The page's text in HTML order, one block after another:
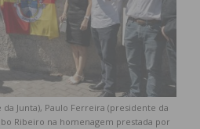
Junta), Paulo Ferreira (presidente da
Ribeiro na homenagem prestada por